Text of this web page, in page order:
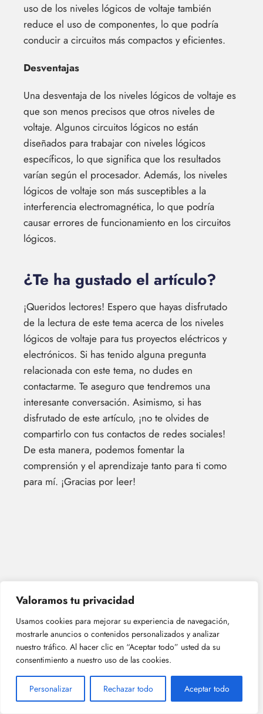
Valoramos tu privacidad
Usamos cookies para mejorar su experiencia de navegación,
mostrarle anuncios o contenidos personalizados y analizar
nuestro tráfico. Al hacer clic en “Aceptar todo” usted da su
consentimiento a nuestro uso de las cookies.
Personalizar Rechazar todo Aceptar todo
uso de los niveles lógicos de voltaje también
reduce el uso de componentes, lo que podría
conducir a circuitos más compactos y eficientes.
Desventajas
Una desventaja de los niveles lógicos de voltaje es
que son menos precisos que otros niveles de
voltaje. Algunos circuitos lógicos no están
diseñados para trabajar con niveles lógicos
específicos, lo que significa que los resultados
varían según el procesador. Además, los niveles
lógicos de voltaje son más susceptibles a la
interferencia electromagnética, lo que podría
causar errores de funcionamiento en los circuitos
lógicos.
¿Te ha gustado el artículo?
¡Queridos lectores! Espero que hayas disfrutado
de la lectura de este tema acerca de los niveles
lógicos de voltaje para tus proyectos eléctricos y
electrónicos. Si has tenido alguna pregunta
relacionada con este tema, no dudes en
contactarme. Te aseguro que tendremos una
interesante conversación. Asimismo, si has
disfrutado de este artículo, ¡no te olvides de
compartirlo con tus contactos de redes sociales!
De esta manera, podemos fomentar la
comprensión y el aprendizaje tanto para ti como
para mí. ¡Gracias por leer!